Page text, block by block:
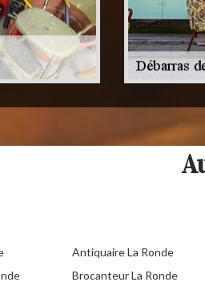
Antiquaire La Ronde
Brocanteur La Ronde